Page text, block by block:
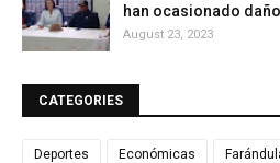
han ocasionado
August 23, 2023
CATEGORIES
Deportes Económicas